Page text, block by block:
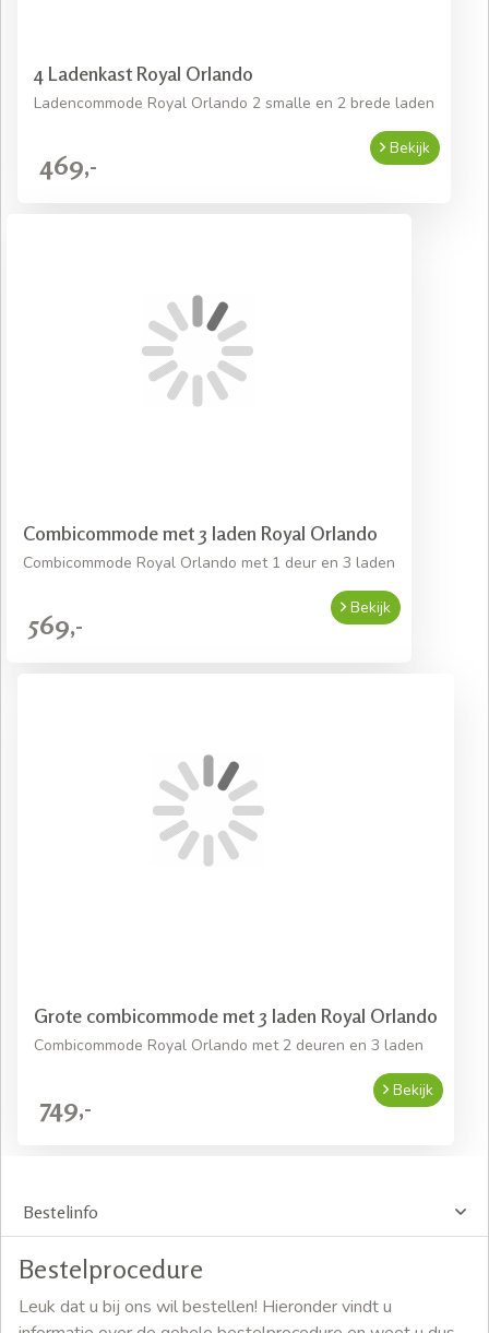
4 Ladenkast Royal Orlando
Ladencommode Royal Orlando 2 smalle en 2 brede laden
469,-
Bekijk
Combicommode met 3 laden Royal Orlando
Combicommode Royal Orlando met 1 deur en 3 laden
569,-
Bekijk
Grote combicommode met 3 laden Royal Orlando
Combicommode Royal Orlando met 2 deuren en 3 laden
749,-
Bekijk
Bestelinfo
Bestelprocedure
Leuk dat u bij ons wil bestellen! Hieronder vindt u